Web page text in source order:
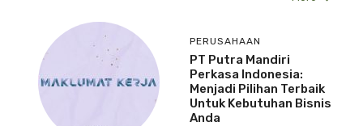
PERUSAHAAN
PT Putra Mandiri
Perkasa Indonesia:
Menjadi Pilihan Terbaik
Untuk Kebutuhan Bisnis
Anda